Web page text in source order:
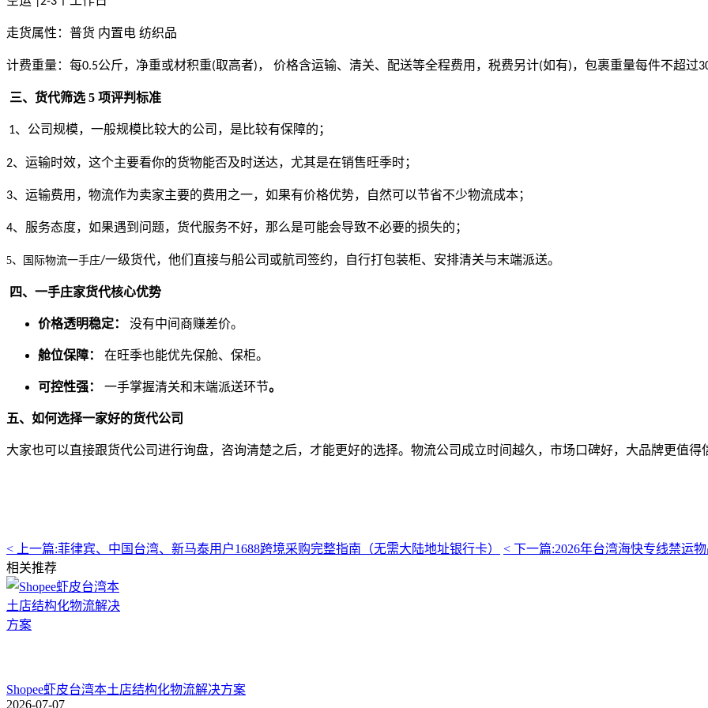
走货属性：普货 内置电 纺织品
计费重量：每0.5公斤，净重或材积重(取高者)， 价格含运输、清关、配送等全程费用，税费另计(如有)，包裹重量每件不超过
三、货代筛选 5 项评判标准
1、公司规模，一般规模比较大的公司，是比较有保障的；
2、运输时效，这个主要看你的货物能否及时送达，尤其是在销售旺季时；
3、运输费用，物流作为卖家主要的费用之一，如果有价格优势，自然可以节省不少物流成本；
4、服务态度，如果遇到问题，货代服务不好，那么是可能会导致不必要的损失的；
5、国际物流一手庄/一级货代，他们直接与船公司或航司签约，自行打包装柜、安排清关与末端派送。
四、一手庄家货代核心优势
价格透明稳定： 没有中间商赚差价。
舱位保障： 在旺季也能优先保舱、保柜。
可控性强： 一手掌握清关和末端派送环节。
五、如何选择一家好的货代公司
大家也可以直接跟货代公司进行询盘，咨询清楚之后，才能更好的选择。物流公司成立时间越久，市场口碑好，大品牌更值得
< 上一篇:菲律宾、中国台湾、新马泰用户1688跨境采购完整指南（无需大陆地址银行卡） < 下一篇:2026年台湾海快专线禁运
相关推荐
Shopee虾皮台湾本土店结构化物流解决方案
2026-07-07